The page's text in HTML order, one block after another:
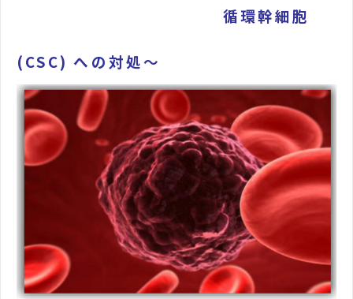
循環幹細胞
(CSC) への対処～